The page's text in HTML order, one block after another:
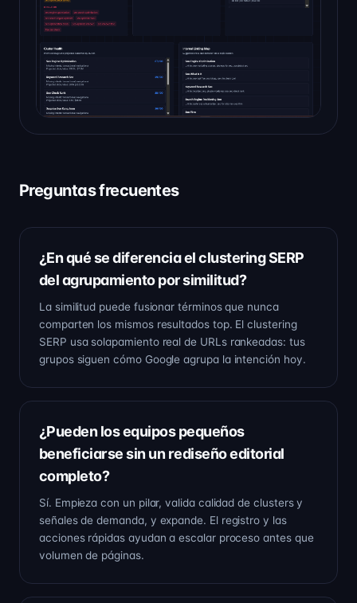
Preguntas frecuentes
¿En qué se diferencia el clustering SERP
del agrupamiento por similitud?
La similitud puede fusionar términos que nunca
comparten los mismos resultados top. El clustering
SERP usa solapamiento real de URLs rankeadas: tus
grupos siguen cómo Google agrupa la intención hoy.
¿Pueden los equipos pequeños
beneficiarse sin un rediseño editorial
completo?
Sí. Empieza con un pilar, valida calidad de clusters y
señales de demanda, y expande. El registro y las
acciones rápidas ayudan a escalar proceso antes que
volumen de páginas.